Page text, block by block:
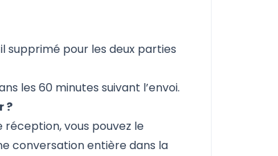
supprimé pour les deux parties
les 60 minutes suivant l’envoi.
?
réception, vous pouvez le
conversation entière dans la